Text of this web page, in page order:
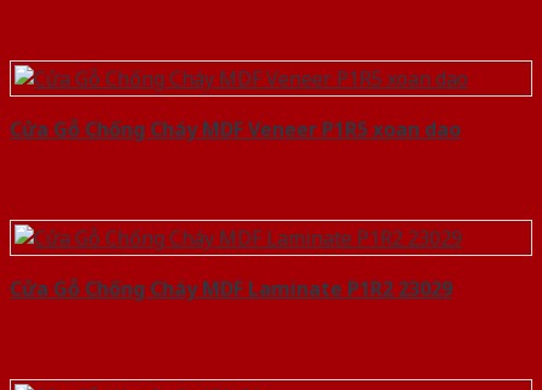
Cửa Gỗ Chống Cháy MDF Veneer P1R5 xoan dao
Cửa Gỗ Chống Cháy MDF Laminate P1R2 23029